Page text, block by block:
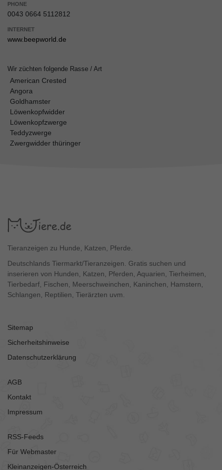
PHONE
0043 0664 5112812
INTERNET
www.beepworld.de
Wir züchten folgende Rasse / Art
American Crested
Angora
Goldhamster
Löwenkopfwidder
Löwenkopfzwerge
Teddyzwerge
Zwergwidder thüringer
Tieranzeigen zu Hunde, Katzen, Pferde.
Deutschlands Tiermarkt/Tieranzeigen. Gratis suchen und
inserieren von Hunden, Katzen, Pferden, Aquarien, Tierheimen,
Tierbedarf, Fischen, Meerschweinchen, Kaninchen, Hamstern,
Schlangen, Reptilien, Tierärzten uvm.
Sitemap
Sicherheitshinweise
Datenschutzerklärung
AGB
Kontakt
Impressum
RSS-Feeds
Für Webmaster
Kleinanzeigen-Österreich